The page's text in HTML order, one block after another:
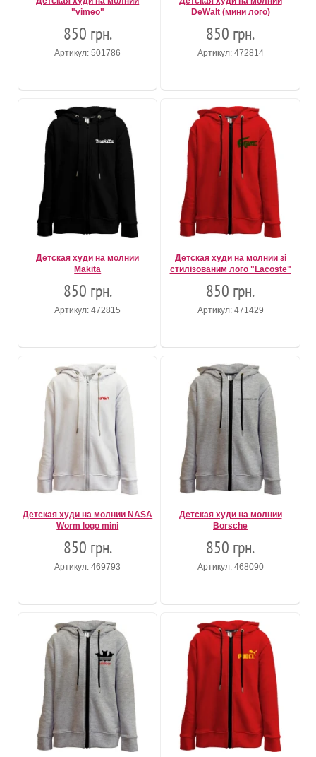
"vimeo"
850 грн.
Артикул: 501786
DeWalt (мини лого)
850 грн.
Артикул: 472814
Детская худи на молнии
Makita
850 грн.
Артикул: 472815
Детская худи на молнии зі
стилізованим лого "Lacoste"
850 грн.
Артикул: 471429
Детская худи на молнии NASA
Worm logo mini
850 грн.
Артикул: 469793
Детская худи на молнии
Borsche
850 грн.
Артикул: 468090